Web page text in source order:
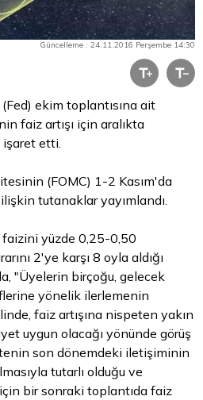
Güncelleme : 24.11.2016 Perşembe 14:30
ekim toplantısına ait
faiz artışı için aralıkta
etti.
(FOMC) 1-2 Kasım'da
tutanaklar yayımlandı.
yüzde 0,25-0,50
2'ye karşı 8 oyla aldığı
"Üyelerin birçoğu, gelecek
yönelik ilerlemenin
faiz artışına nispeten yakın
uygun olacağı yönünde görüş
son dönemdeki iletişiminin
tutarlı olduğu ve
bir sonraki toplantıda faiz